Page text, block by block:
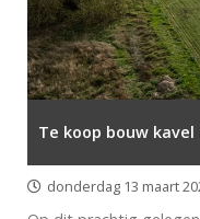
Te koop bouw
donderdag 13 maart